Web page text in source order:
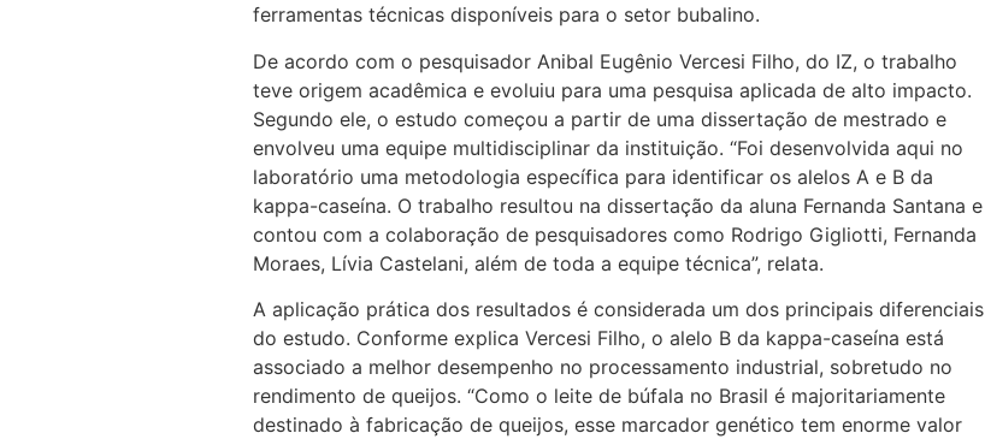
ferramentas técnicas disponíveis para o setor bubalino.
De acordo com o pesquisador Anibal Eugênio Vercesi Filho, do IZ, o trabalho
teve origem acadêmica e evoluiu para uma pesquisa aplicada de alto impacto.
Segundo ele, o estudo começou a partir de uma dissertação de mestrado e
envolveu uma equipe multidisciplinar da instituição. “Foi desenvolvida aqui no
laboratório uma metodologia específica para identificar os alelos A e B da
kappa-caseína. O trabalho resultou na dissertação da aluna Fernanda Santana e
contou com a colaboração de pesquisadores como Rodrigo Gigliotti, Fernanda
Moraes, Lívia Castelani, além de toda a equipe técnica”, relata.
A aplicação prática dos resultados é considerada um dos principais diferenciais
do estudo. Conforme explica Vercesi Filho, o alelo B da kappa-caseína está
associado a melhor desempenho no processamento industrial, sobretudo no
rendimento de queijos. “Como o leite de búfala no Brasil é majoritariamente
destinado à fabricação de queijos, esse marcador genético tem enorme valor